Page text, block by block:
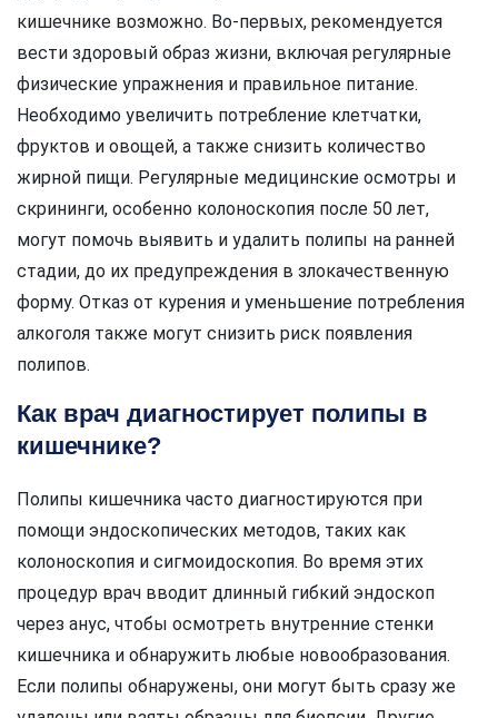
кишечнике возможно. Во-первых, рекомендуется
вести здоровый образ жизни, включая регулярные
физические упражнения и правильное питание.
Необходимо увеличить потребление клетчатки,
фруктов и овощей, а также снизить количество
жирной пищи. Регулярные медицинские осмотры и
скрининги, особенно колоноскопия после 50 лет,
могут помочь выявить и удалить полипы на ранней
стадии, до их предупреждения в злокачественную
форму. Отказ от курения и уменьшение потребления
алкоголя также могут снизить риск появления
полипов.
Как врач диагностирует полипы в
кишечнике?
Полипы кишечника часто диагностируются при
помощи эндоскопических методов, таких как
колоноскопия и сигмоидоскопия. Во время этих
процедур врач вводит длинный гибкий эндоскоп
через анус, чтобы осмотреть внутренние стенки
кишечника и обнаружить любые новообразования.
Если полипы обнаружены, они могут быть сразу же